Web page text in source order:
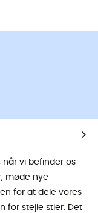
når vi befinder os
møde nye
for at dele vores
for stejle stier. Det